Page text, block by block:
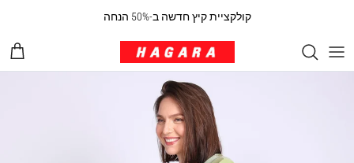
קולקציית קיץ חדשה ב-50% הנחה